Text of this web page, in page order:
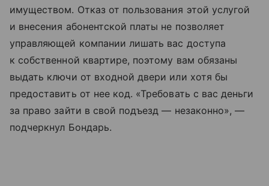
имуществом. Отказ от пользования этой услугой
и внесения абонентской платы не позволяет
управляющей компании лишать вас доступа
к собственной квартире, поэтому вам обязаны
выдать ключи от входной двери или хотя бы
предоставить от нее код. «Требовать с вас деньги
за право зайти в свой подъезд — незаконно», —
подчеркнул Бондарь.